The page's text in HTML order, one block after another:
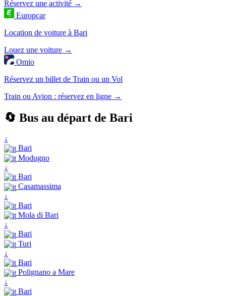
Réservez une activité →
Europcar
Location de voiture à Bari
Louez une voiture →
Omio
Réservez un billet de Train ou un Vol
Train ou Avion : réservez en ligne →
🔄 Bus au départ de Bari
↓
Bari
Modugno
↓
Bari
Casamassima
↓
Bari
Mola di Bari
↓
Bari
Turi
↓
Bari
Polignano a Mare
↓
Bari